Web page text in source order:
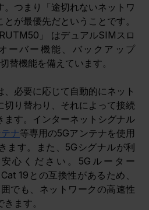
。つまり「途切れないネットワ
が最優先だということです。
」 はデュアルSIMスロ
ーバー機能、バックアップ
替機能を備えています。
、必要に応じて自動的にネット
切り替わり、それによって接続
ます。インターネットシグナル
ナ等専用の5Gアンテナを使用
ます。また、5Gシグナルが利
心ください。5Gルーター
19との互換性があるため、
でも、ネットワークの高速性
ます。